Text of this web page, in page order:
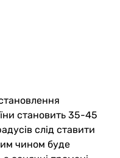
становить 35-45
слід ставити
чином буде